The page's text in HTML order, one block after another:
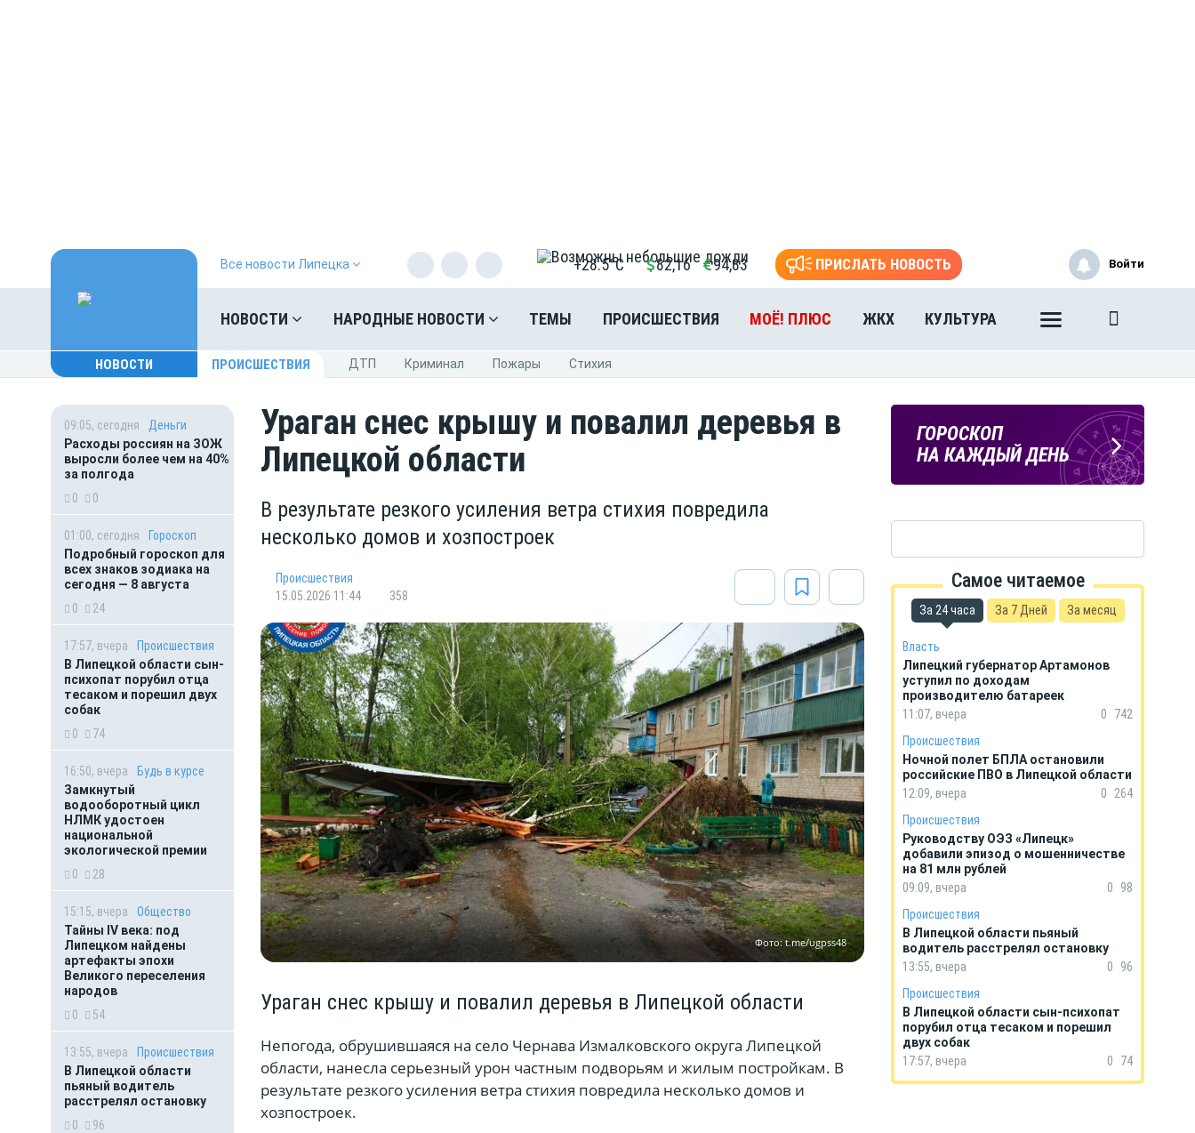
Все новости Липецка +28.5°C 82,16 94,83 ПРИСЛАТЬ НОВОСТЬ
НОВОСТИ НАРОДНЫЕ НОВОСТИ ТЕМЫ ПРОИСШЕСТВИЯ МОЁ! ПЛЮС ЖКХ КУЛЬТУРА
Войти
НОВОСТИ ПРОИСШЕСТВИЯ ДТП Криминал Пожары Стихия
09:05, сегодня
Деньги
Расходы россиян на ЗОЖ
выросли более чем на 40%
за полгода
0
0
01:00, сегодня
Гороскоп
Подробный гороскоп для
всех знаков зодиака на
сегодня — 8 августа
0
24
17:57, вчера
Происшествия
В Липецкой области сын-
психопат порубил отца
тесаком и порешил двух
собак
0
74
16:50, вчера
Будь в курсе
Замкнутый
водооборотный цикл
НЛМК удостоен
национальной
экологической премии
0
28
15:15, вчера
Общество
Тайны IV века: под
Липецком найдены
артефакты эпохи
Великого переселения
народов
0
54
13:55, вчера
Происшествия
В Липецкой области
пьяный водитель
расстрелял остановку
0
96
Ураган снес крышу и повалил деревья в
Липецкой области
В результате резкого усиления ветра стихия повредила
несколько домов и хозпостроек
Происшествия
15.05.2026 11:44
358
Фото: t.me/ugpss48
Ураган снес крышу и повалил деревья в Липецкой области
Непогода, обрушившаяся на село Чернава Измалковского округа Липецкой
области, нанесла серьезный урон частным подворьям и жилым постройкам. В
результате резкого усиления ветра стихия повредила несколько домов и
хозпостроек.
ГОРОСКОП
НА КАЖДЫЙ ДЕНЬ
ЛИПЕЦКИЕ
РЕАЛИИ
Новости Липецка и области
ПОГОДА
В ЛИПЕЦКЕ
Самое читаемое
За 24 часа За 7 Дней За месяц
Власть
Липецкий губернатор Артамонов
уступил по доходам
производителю батареек
11:07, вчера
0
742
Происшествия
Ночной полет БПЛА остановили
российские ПВО в Липецкой области
12:09, вчера
0
264
Происшествия
Руководству ОЭЗ «Липецк»
добавили эпизод о мошенничестве
на 81 млн рублей
09:09, вчера
0
98
Происшествия
В Липецкой области пьяный
водитель расстрелял остановку
13:55, вчера
0
96
Происшествия
В Липецкой области сын-психопат
порубил отца тесаком и порешил
двух собак
17:57, вчера
0 74